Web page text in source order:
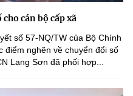
cán bộ cấp xã
số 57-NQ/TW của Bộ Chính
điểm nghẽn về chuyển đổi số
Lạng Sơn đã phối hợp...